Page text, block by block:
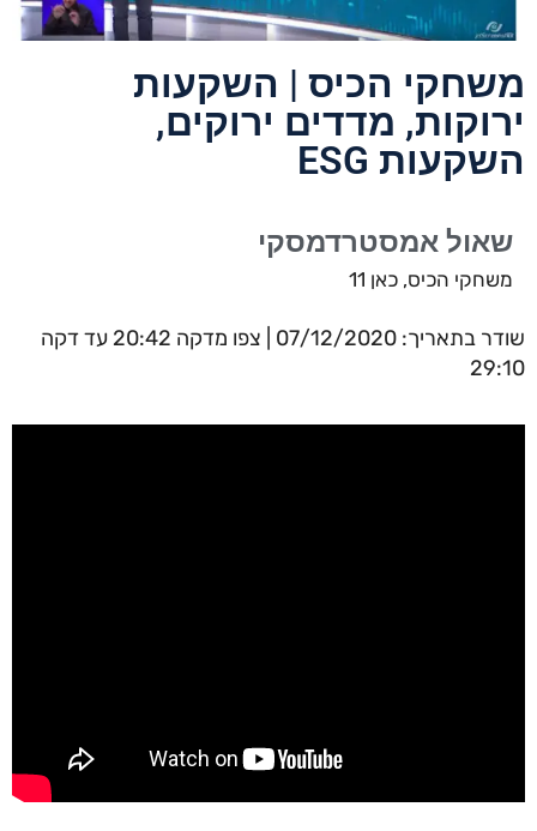
משחקי הכיס | השקעות
ירוקות, מדדים ירוקים,
השקעות ESG
שאול אמסטרדמסקי
משחקי הכיס, כאן 11
שודר בתאריך: 07/12/2020 | צפו מדקה 20:42 עד דקה
29:10